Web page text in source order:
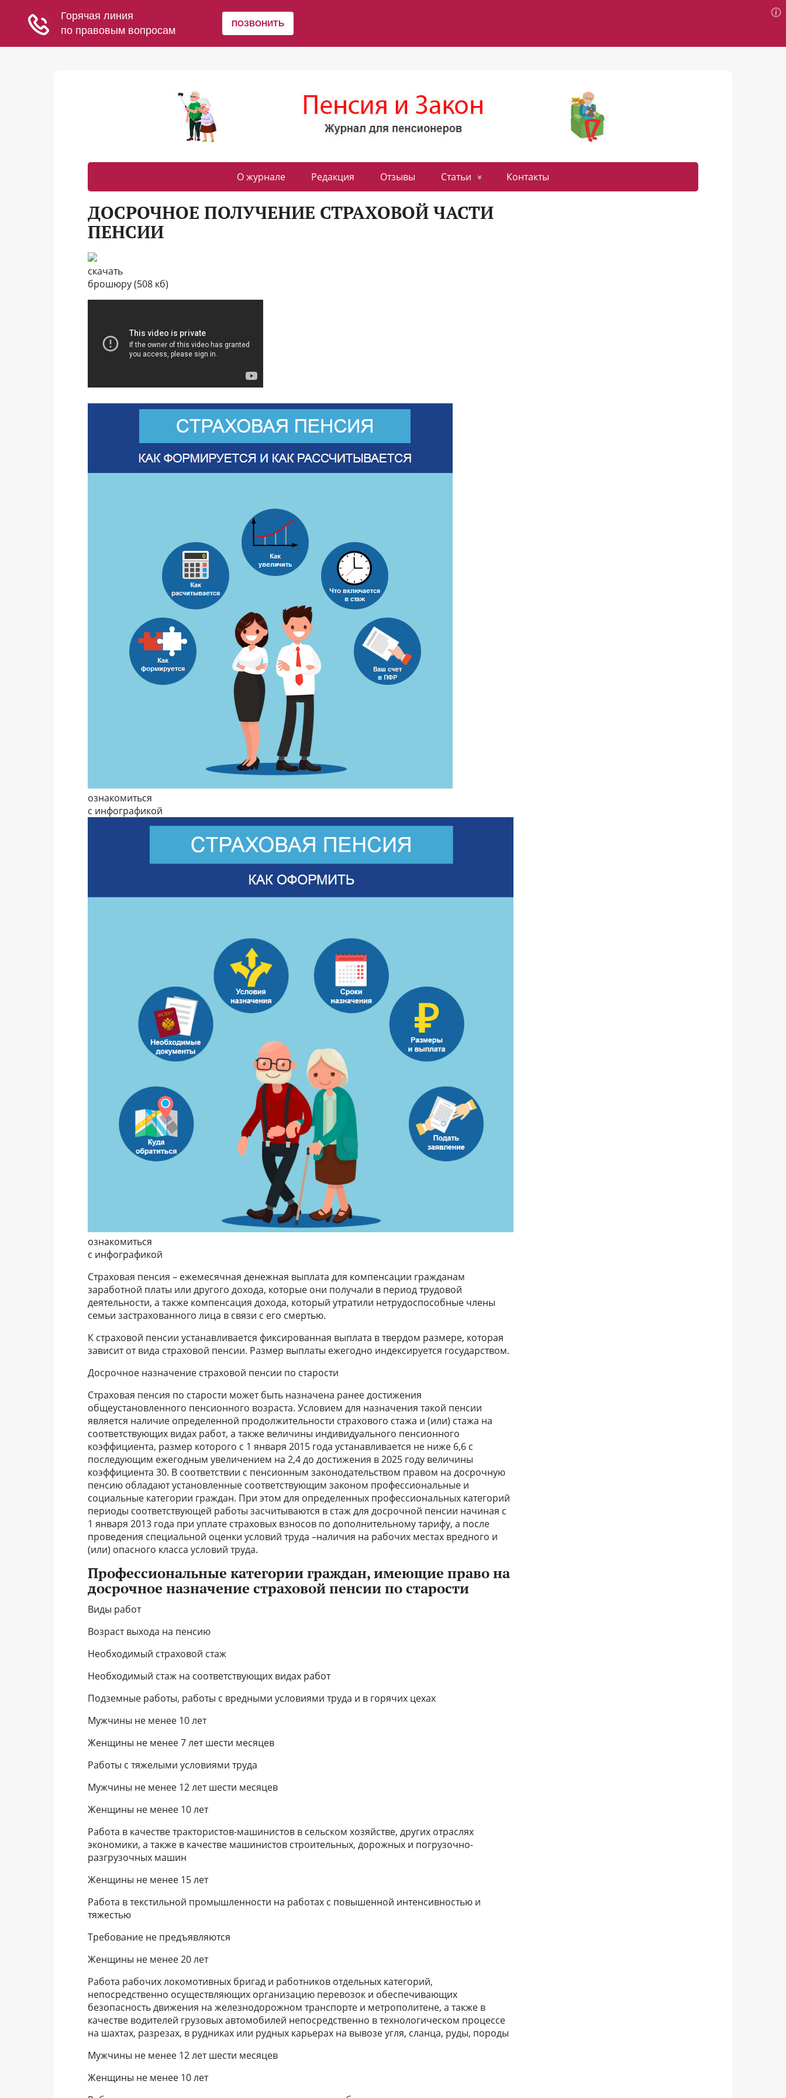
О журнале Редакция Отзывы Статьи Контакты
ДОСРОЧНОЕ ПОЛУЧЕНИЕ СТРАХОВОЙ ЧАСТИ
ПЕНСИИ
скачать
брошюру (508 кб)
ознакомиться
с инфографикой
ознакомиться
с инфографикой
Страховая пенсия – ежемесячная денежная выплата для компенсации гражданам
заработной платы или другого дохода, которые они получали в период трудовой
деятельности, а также компенсация дохода, который утратили нетрудоспособные члены
семьи застрахованного лица в связи с его смертью.
К страховой пенсии устанавливается фиксированная выплата в твердом размере, которая
зависит от вида страховой пенсии. Размер выплаты ежегодно индексируется государством.
Досрочное назначение страховой пенсии по старости
Страховая пенсия по старости может быть назначена ранее достижения
общеустановленного пенсионного возраста. Условием для назначения такой пенсии
является наличие определенной продолжительности страхового стажа и (или) стажа на
соответствующих видах работ, а также величины индивидуального пенсионного
коэффициента, размер которого с 1 января 2015 года устанавливается не ниже 6,6 с
последующим ежегодным увеличением на 2,4 до достижения в 2025 году величины
коэффициента 30. В соответствии с пенсионным законодательством правом на досрочную
пенсию обладают установленные соответствующим законом профессиональные и
социальные категории граждан. При этом для определенных профессиональных категорий
периоды соответствующей работы засчитываются в стаж для досрочной пенсии начиная с
1 января 2013 года при уплате страховых взносов по дополнительному тарифу, а после
проведения специальной оценки условий труда –наличия на рабочих местах вредного и
(или) опасного класса условий труда.
Профессиональные категории граждан, имеющие право на
досрочное назначение страховой пенсии по старости
Виды работ
Возраст выхода на пенсию
Необходимый страховой стаж
Необходимый стаж на соответствующих видах работ
Подземные работы, работы с вредными условиями труда и в горячих цехах
Мужчины не менее 10 лет
Женщины не менее 7 лет шести месяцев
Работы с тяжелыми условиями труда
Мужчины не менее 12 лет шести месяцев
Женщины не менее 10 лет
Работа в качестве трактористов-машинистов в сельском хозяйстве, других отраслях
экономики, а также в качестве машинистов строительных, дорожных и погрузочно-
разгрузочных машин
Женщины не менее 15 лет
Работа в текстильной промышленности на работах с повышенной интенсивностью и
тяжестью
Требование не предъявляются
Женщины не менее 20 лет
Работа рабочих локомотивных бригад и работников отдельных категорий,
непосредственно осуществляющих организацию перевозок и обеспечивающих
безопасность движения на железнодорожном транспорте и метрополитене, а также в
качестве водителей грузовых автомобилей непосредственно в технологическом процессе
на шахтах, разрезах, в рудниках или рудных карьерах на вывозе угля, сланца, руды, породы
Мужчины не менее 12 лет шести месяцев
Женщины не менее 10 лет